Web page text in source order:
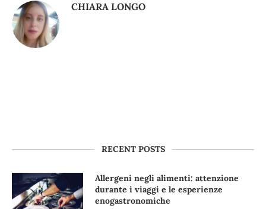
CHIARA LONGO
RECENT POSTS
Allergeni negli alimenti: attenzione
durante i viaggi e le esperienze
enogastronomiche